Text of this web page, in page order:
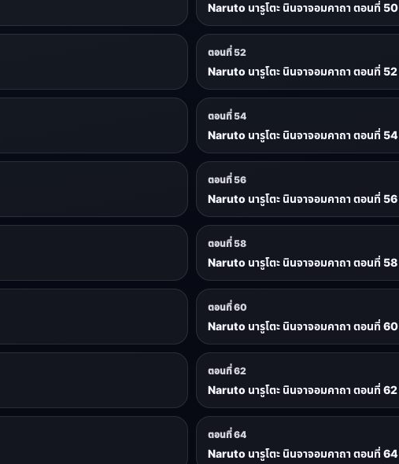
Naruto นารูโตะ นินจาจอมคาถา ตอนที่ 50
ตอนที่ 52
Naruto นารูโตะ นินจาจอมคาถา ตอนที่ 52
ตอนที่ 54
Naruto นารูโตะ นินจาจอมคาถา ตอนที่ 54
ตอนที่ 56
Naruto นารูโตะ นินจาจอมคาถา ตอนที่ 56
ตอนที่ 58
Naruto นารูโตะ นินจาจอมคาถา ตอนที่ 58
ตอนที่ 60
Naruto นารูโตะ นินจาจอมคาถา ตอนที่ 60
ตอนที่ 62
Naruto นารูโตะ นินจาจอมคาถา ตอนที่ 62
ตอนที่ 64
Naruto นารูโตะ นินจาจอมคาถา ตอนที่ 64